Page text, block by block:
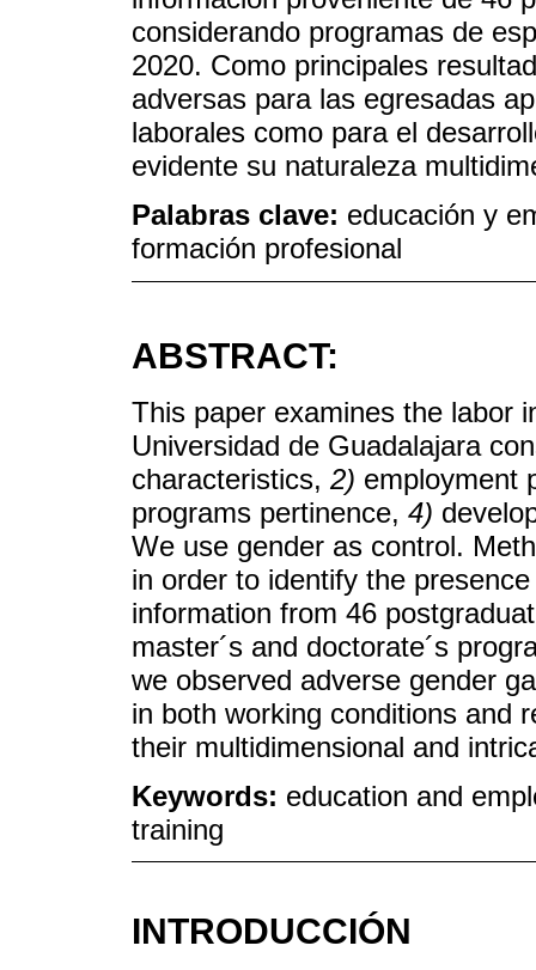
considerando programas de
2020. Como principales
adversas para las egresadas
laborales como para el
evidente su naturaleza
Palabras clave: educación y
formación profesional
ABSTRACT:
This paper examines the labor
Universidad de Guadalajara
characteristics, 2) employment
programs pertinence, 4)
We use gender as control.
in order to identify the
information from 46
master´s and doctorate´s
we observed adverse gender
in both working conditions and
their multidimensional and
Keywords: education and
training
INTRODUCCIÓN